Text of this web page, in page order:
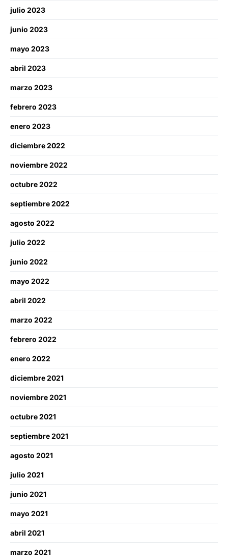
julio 2023
junio 2023
mayo 2023
abril 2023
marzo 2023
febrero 2023
enero 2023
diciembre 2022
noviembre 2022
octubre 2022
septiembre 2022
agosto 2022
julio 2022
junio 2022
mayo 2022
abril 2022
marzo 2022
febrero 2022
enero 2022
diciembre 2021
noviembre 2021
octubre 2021
septiembre 2021
agosto 2021
julio 2021
junio 2021
mayo 2021
abril 2021
marzo 2021